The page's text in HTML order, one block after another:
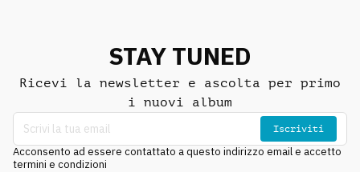
STAY TUNED
Ricevi la newsletter e ascolta per primo
i nuovi album
Iscriviti
Acconsento ad essere contattato a questo indirizzo email e accetto
termini e condizioni